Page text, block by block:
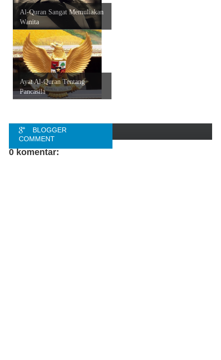
Al-Quran Sangat Memuliakan
Wanita
Ayat Al-Quran Tentang
Pancasila
BLOGGER
COMMENT
0 komentar: